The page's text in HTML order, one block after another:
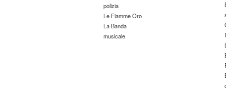
polizia
Le Fiamme Oro
La Banda
musicale